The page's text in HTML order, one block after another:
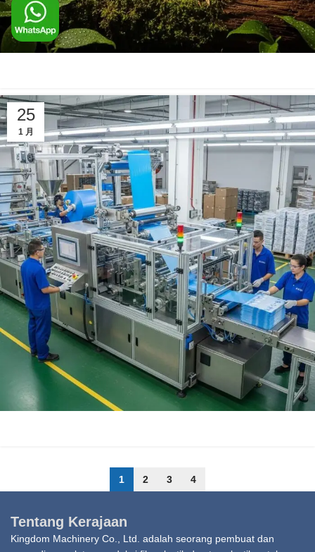
25
1 月
1 2 3 4
Tentang Kerajaan
Kingdom Machinery Co., Ltd. adalah seorang pembuat dan